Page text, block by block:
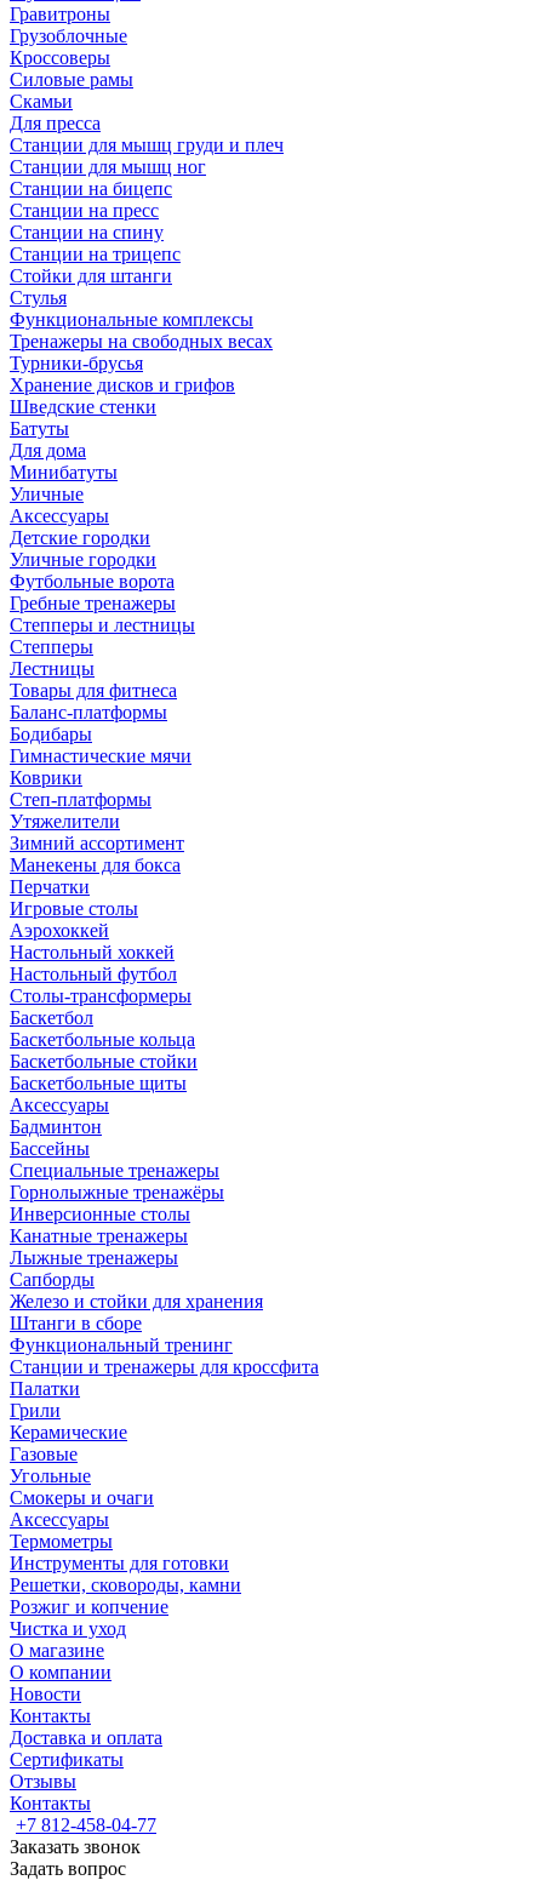
Гравитроны
Грузоблочные
Кроссоверы
Силовые рамы
Скамьи
Для пресса
Станции для мышц груди и плеч
Станции для мышц ног
Станции на бицепс
Станции на пресс
Станции на спину
Станции на трицепс
Стойки для штанги
Стулья
Функциональные комплексы
Тренажеры на свободных весах
Турники-брусья
Хранение дисков и грифов
Шведские стенки
Батуты
Для дома
Минибатуты
Уличные
Аксессуары
Детские городки
Уличные городки
Футбольные ворота
Гребные тренажеры
Степперы и лестницы
Степперы
Лестницы
Товары для фитнеса
Баланс-платформы
Бодибары
Гимнастические мячи
Коврики
Степ-платформы
Утяжелители
Зимний ассортимент
Манекены для бокса
Перчатки
Игровые столы
Аэрохоккей
Настольный хоккей
Настольный футбол
Столы-трансформеры
Баскетбол
Баскетбольные кольца
Баскетбольные стойки
Баскетбольные щиты
Аксессуары
Бадминтон
Бассейны
Специальные тренажеры
Горнолыжные тренажёры
Инверсионные столы
Канатные тренажеры
Лыжные тренажеры
Сапборды
Железо и стойки для хранения
Штанги в сборе
Функциональный тренинг
Станции и тренажеры для кроссфита
Палатки
Грили
Керамические
Газовые
Угольные
Смокеры и очаги
Аксессуары
Термометры
Инструменты для готовки
Решетки, сковороды, камни
Розжиг и копчение
Чистка и уход
О магазине
О компании
Новости
Контакты
Доставка и оплата
Сертификаты
Отзывы
Контакты
+7 812-458-04-77
Заказать звонок
Задать вопрос